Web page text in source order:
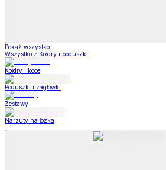
Pokaż wszystko
Wszystko z Kołdry i poduszki
Kołdry i koce
Poduszki i zagłówki
Zestawy
Narzuty na łózka